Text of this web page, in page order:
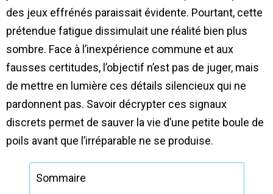
des jeux effrénés paraissait évidente. Pourtant, cette
prétendue fatigue dissimulait une réalité bien plus
sombre. Face à l’inexpérience commune et aux
fausses certitudes, l’objectif n’est pas de juger, mais
de mettre en lumière ces détails silencieux qui ne
pardonnent pas. Savoir décrypter ces signaux
discrets permet de sauver la vie d’une petite boule de
poils avant que l’irréparable ne se produise.
Sommaire